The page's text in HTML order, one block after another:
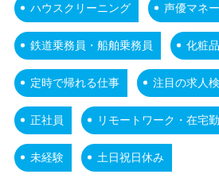
ハウスクリーニング 声優マネ
鉄道乗務員・船舶乗務員 化粧品
定時で帰れる仕事 注目の求人
正社員 リモートワーク・在宅
未経験 土日祝日休み